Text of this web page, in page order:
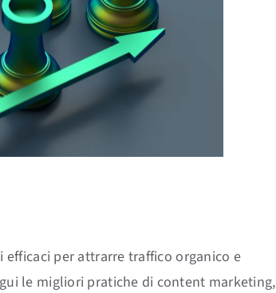
efficaci per attrarre traffico organico e
le migliori pratiche di content marketing,